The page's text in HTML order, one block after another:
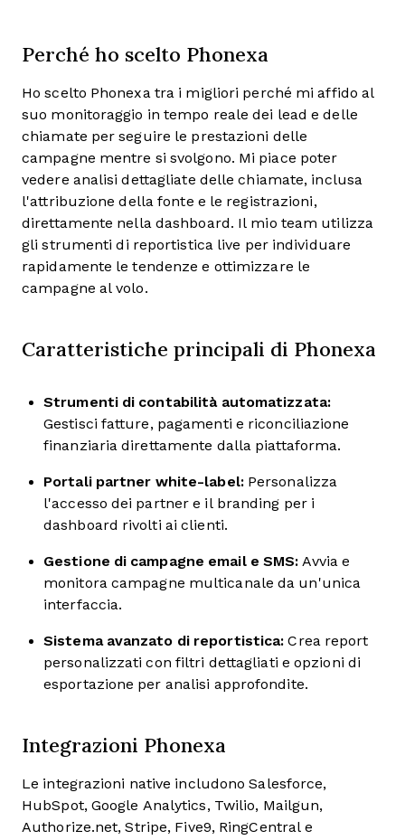
Perché ho scelto Phonexa
Ho scelto Phonexa tra i migliori perché mi affido al
suo monitoraggio in tempo reale dei lead e delle
chiamate per seguire le prestazioni delle
campagne mentre si svolgono. Mi piace poter
vedere analisi dettagliate delle chiamate, inclusa
l'attribuzione della fonte e le registrazioni,
direttamente nella dashboard. Il mio team utilizza
gli strumenti di reportistica live per individuare
rapidamente le tendenze e ottimizzare le
campagne al volo.
Caratteristiche principali di Phonexa
Strumenti di contabilità automatizzata:
Gestisci fatture, pagamenti e riconciliazione
finanziaria direttamente dalla piattaforma.
Portali partner white-label:Personalizza
l'accesso dei partner e il branding per i
dashboard rivolti ai clienti.
Gestione di campagne email e SMS: Avvia e
monitora campagne multicanale da un'unica
interfaccia.
Sistema avanzato di reportistica: Crea report
personalizzati con filtri dettagliati e opzioni di
esportazione per analisi approfondite.
Integrazioni Phonexa
Le integrazioni native includono Salesforce,
HubSpot, Google Analytics, Twilio, Mailgun,
Authorize.net, Stripe, Five9, RingCentral e